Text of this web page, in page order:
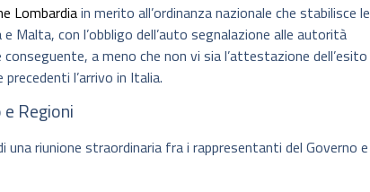
Lombardiain merito all’ordinanza nazionale che stabilisce le
Malta, con l’obbligo dell’auto segnalazione alle autorità
a meno che non vi sia l’attestazione dell’esito
l’arrivo in Italia.
Regioni
riunione straordinaria fra i rappresentanti del Governo e